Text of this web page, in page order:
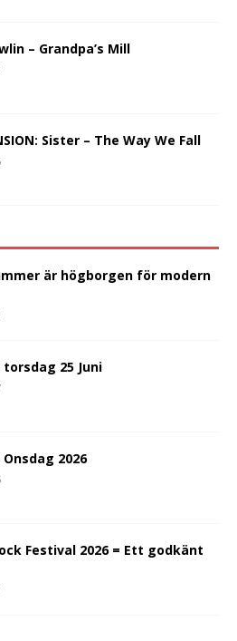
– Grandpa’s Mill
Sister – The Way We Fall
är högborgen för modern
torsdag 25 Juni
2026
Festival 2026 = Ett godkänt